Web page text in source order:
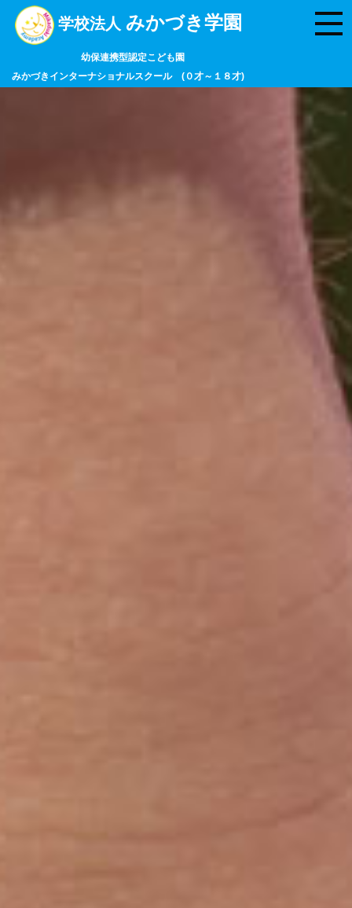
学校法人 みかづき学園
幼保連携型認定こども園
みかづきインターナショナルスクール (０才～１８才)